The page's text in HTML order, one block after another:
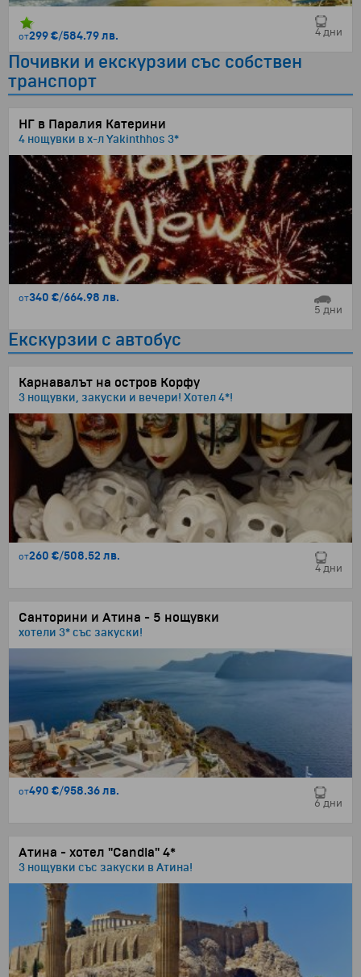
от299 €/584.79 лв. 4 дни
Почивки и екскурзии със собствен
транспорт
НГ в Паралия Катерини
4 нощувки в х-л Yakinthhos 3*
от340 €/664.98 лв.
5 дни
Екскурзии с автобус
Карнавалът на остров Корфу
3 нощувки, закуски и вечери! Хотел 4*!
от260 €/508.52 лв.
4 дни
Санторини и Атина - 5 нощувки
хотели 3* със закуски!
от490 €/958.36 лв.
6 дни
Атина - хотел "Candia" 4*
3 нощувки със закуски в Атина!